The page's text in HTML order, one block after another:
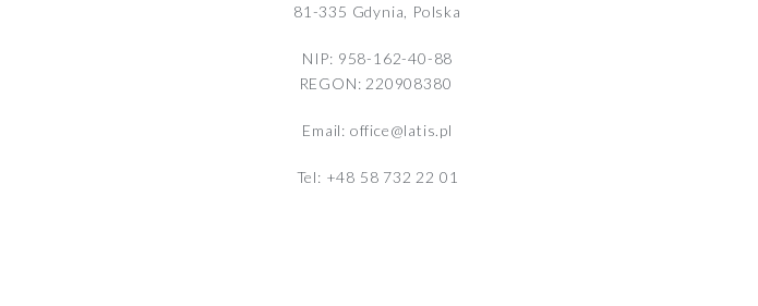
81-335 Gdynia, Polska
NIP: 958-162-40-88
REGON: 220908380
Email: office@latis.pl
Tel: +48 58 732 22 01